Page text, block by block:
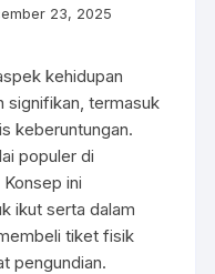
23, 2025
kehidupan
signifikan, termasuk
keberuntungan.
populer di
ini
ikut serta dalam
tiket fisik
pengundian.